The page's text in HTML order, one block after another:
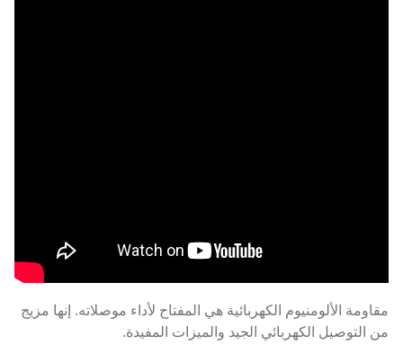
مقاومة الألومنيوم الكهربائية هي المفتاح لأداء موصلاته. إنها مزيج
من التوصيل الكهربائي الجيد والميزات المفيدة.